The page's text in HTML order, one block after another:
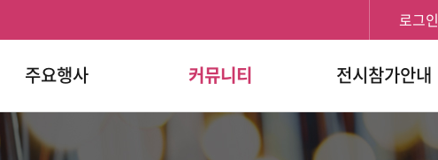
로그인
주요행사 커뮤니티 전시참가안내